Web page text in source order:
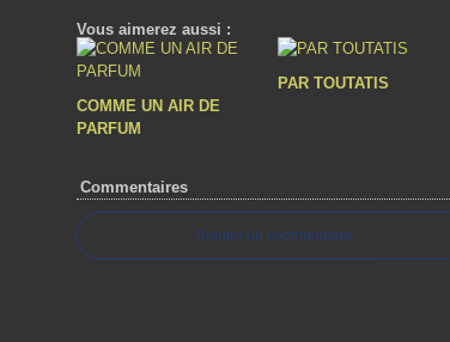
Vous aimerez aussi :
COMME UN AIR DE
PARFUM
PAR TOUTATIS
Commentaires
Ajouter un commentaire